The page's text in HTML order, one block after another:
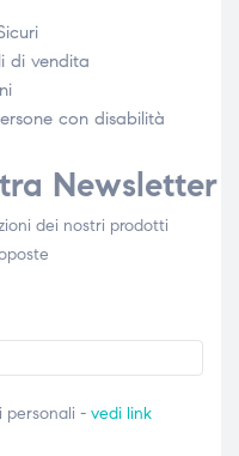
di vendita
con disabilità​
Newsletter
dei nostri prodotti
personali - vedi link